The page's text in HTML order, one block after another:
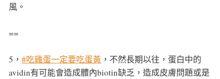
風。
==
5， #吃雞蛋一定要吃蛋黃，不然長期以往，蛋白中的
avidin有可能會造成體內biotin缺乏，造成皮膚問題或是